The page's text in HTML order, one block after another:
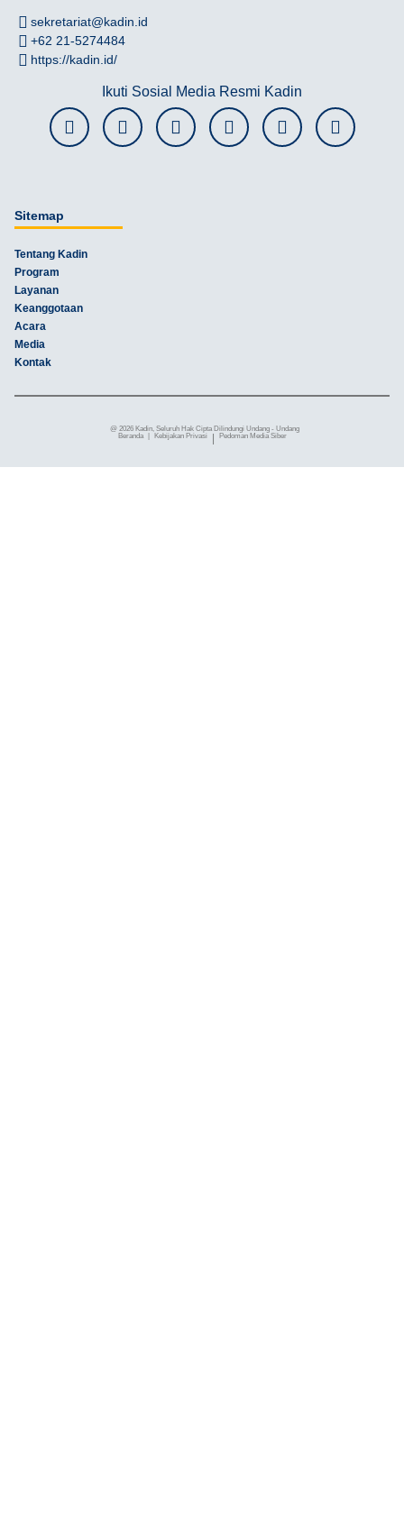
sekretariat@kadin.id
+62 21-5274484
https://kadin.id/
Ikuti Sosial Media Resmi Kadin
Sitemap
Tentang Kadin
Program
Layanan
Keanggotaan
Acara
Media
Kontak
@ 2026 Kadin, Seluruh Hak Cipta Dilindungi Undang - Undang
Beranda
Kebijakan Privasi Pedoman Media Siber